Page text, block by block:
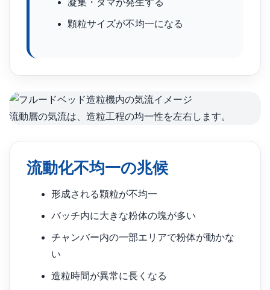
顆粒サイズが不均一になる
流動層の気流は、造粒工程の均一性を左右します。
流動化不均一の兆候
形成される顆粒が不均一
バッチ内に大きな粉体の塊が多い
チャンバー内の一部エリアで粉体が動かな
い
造粒時間が異常に長くなる